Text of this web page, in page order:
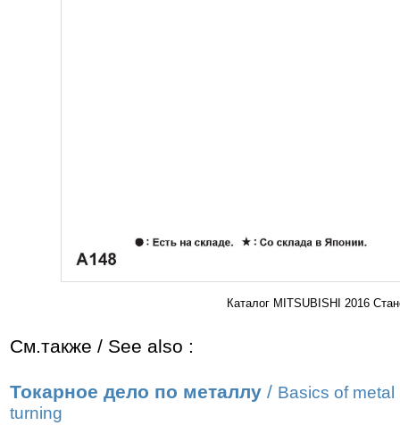
Каталог MITSUBISHI 2016
См.также / See also :
Токарное дело по металлу / Basics of metal
turning